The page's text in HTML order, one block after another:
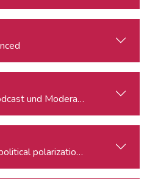
und Moderation
polarizations and their